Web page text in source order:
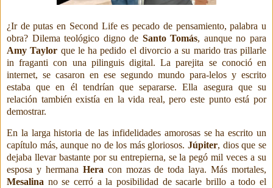
¿Ir de putas en Second Life es pecado de pensamiento, palabra u
obra? Dilema teológico digno de Santo Tomás, aunque no para
Amy Taylor que le ha pedido el divorcio a su marido tras pillarle
in fraganti con una pilinguis digital. La parejita se conoció en
internet, se casaron en ese segundo mundo para-lelos y escrito
estaba que en él tendrían que separarse. Ella asegura que su
relación también existía en la vida real, pero este punto está por
demostrar.
En la larga historia de las infidelidades amorosas se ha escrito un
capítulo más, aunque no de los más gloriosos.Júpiter, dios que se
dejaba llevar bastante por su entrepierna, se la pegó mil veces a su
esposa y hermana Heracon mozas de toda laya. Más mortales,
Mesalina no se cerró a la posibilidad de sacarle brillo a todo el